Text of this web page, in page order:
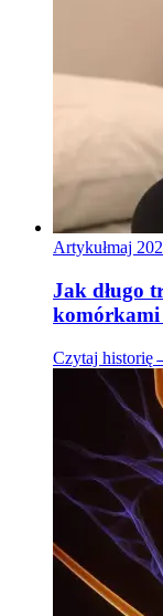
Artykułmaj
Jak długo
komórkami
Czytaj historię